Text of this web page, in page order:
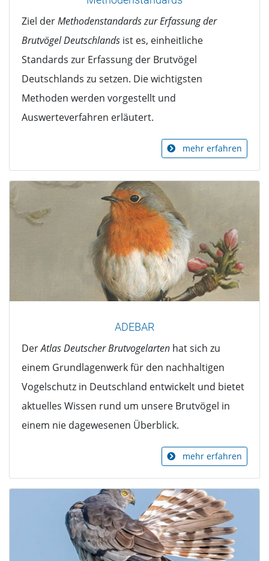
Ziel derMethodenstandards zur Erfassung der
Brutvögel Deutschlands ist es, einheitliche
Standards zur Erfassung der Brutvögel
Deutschlands zu setzen. Die wichtigsten
Methoden werden vorgestellt und
Auswerteverfahren erläutert.
mehr erfahren
ADEBAR
DerAtlas Deutscher Brutvogelarten hat sich zu
einem Grundlagenwerk für den nachhaltigen
Vogelschutz in Deutschland entwickelt und bietet
aktuelles Wissen rund um unsere Brutvögel in
einem nie dagewesenen Überblick.
mehr erfahren